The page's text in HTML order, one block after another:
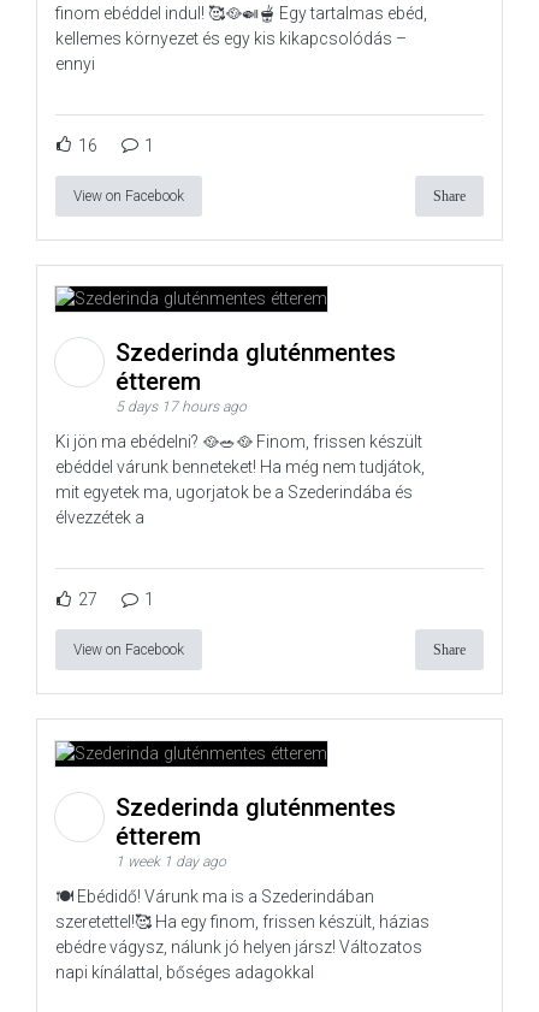
finom ebéddel indul! 🥰🥘🍛🫕 Egy tartalmas ebéd,
kellemes környezet és egy kis kikapcsolódás –
ennyi
16 1
View on Facebook Share
Szederinda gluténmentes
étterem
5 days 17 hours ago
Ki jön ma ebédelni? 🥘🥗🥘 Finom, frissen készült
ebéddel várunk benneteket! Ha még nem tudjátok,
mit egyetek ma, ugorjatok be a Szederindába és
élvezzétek a
27 1
View on Facebook Share
Szederinda gluténmentes
étterem
1 week 1 day ago
🍽️ Ebédidő! Várunk ma is a Szederindában
szeretettel!🥰 Ha egy finom, frissen készült, házias
ebédre vágysz, nálunk jó helyen jársz! Változatos
napi kínálattal, bőséges adagokkal